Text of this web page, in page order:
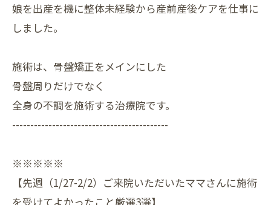
娘を出産を機に整体未経験から産前産後ケアを仕事に
しました。
施術は、骨盤矯正をメインにした
骨盤周りだけでなく
全身の不調を施術する治療院です。
-------------------------------------------
※※※※※
【先週（1/27-2/2）ご来院いただいたママさんに施術
を受けてよかったこと厳選3選】